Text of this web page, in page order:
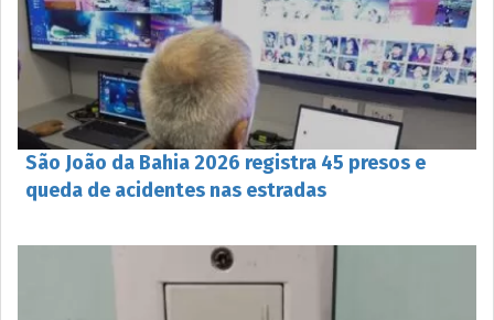
São João da Bahia 2026 registra 45 presos e
queda de acidentes nas estradas